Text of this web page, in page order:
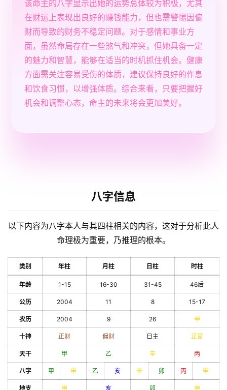
该命主的八字显示出她的运势总体较为积极，尤其
在财运上表现出良好的赚钱能力，但也需警惕因偏
财而导致的财务不稳定问题。对于感情和事业方
面，虽然命局存在一些煞气和冲突，但她具备一定
的魅力和智慧，能够在适当的时机抓住机会。健康
方面需关注容易受伤的体质，建议保持良好的作息
和饮食习惯，以增强体质。综合来看，只要把握好
机会和调整心态，命主的未来将会更加美好。
八字信息
以下内容为八字本人与其四柱相关的内容，这对于分析此人
命理极为重要，乃推理的根本。
类别 年柱 月柱 日柱 时柱
年龄 1-15 16-30 31-45 46后
公历 2004 11 8 15-17
农历 2004 9 26 申
十神 正财 偏财 日主 正官
天干 甲 乙 辛 丙
八字 甲 申 乙 亥 辛 卯 丙 申
地支 申 亥 卯 申